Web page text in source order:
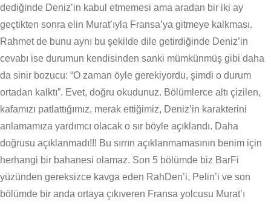
dediğinde Deniz’in kabul etmemesi ama aradan bir iki ay
geçtikten sonra elin Murat’ıyla Fransa’ya gitmeye kalkması.
Rahmet de bunu aynı bu şekilde dile getirdiğinde Deniz’in
cevabı ise durumun kendisinden sanki mümkünmüş gibi daha
da sinir bozucu: “O zaman öyle gerekiyordu, şimdi o durum
ortadan kalktı”. Evet, doğru okudunuz. Bölümlerce altı çizilen,
kafamızı patlattığımız, merak ettiğimiz, Deniz’in karakterini
anlamamıza yardımcı olacak o sır böyle açıklandı. Daha
doğrusu açıklanmadı!!! Bu sırrın açıklanmamasının benim için
herhangi bir bahanesi olamaz. Son 5 bölümde biz BarFi
yüzünden gereksizce kavga eden RahDen’i, Pelin’i ve son
bölümde bir anda ortaya çıkıveren Fransa yolcusu Murat’ı